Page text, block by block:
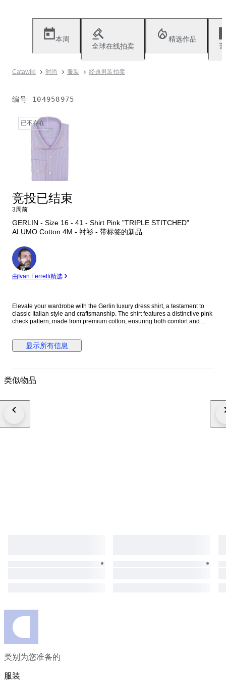
本周
全球在线拍卖
精选作品
Catawiki 时尚 服装 经典男装拍卖
编号 104958975
已不存在
竞投已结束
3周前
GERLIN - Size 16 - 41 - Shirt Pink "TRIPLE STITCHED"
ALUMO Cotton 4M - 衬衫 - 带标签的新品
专
家
由Ivan Ferretti精选
Elevate your wardrobe with the Gerlin luxury dress shirt, a testament to
classic Italian style and craftsmanship. The shirt features a distinctive pink
check pattern, made from premium cotton, ensuring both comfort and
appreciate attention to detail. Tailored to a regular fit, this no-size shirt
offers a timeless aesthetic that's versatile for both casual and formal
makes it a suitable choice for year-round wear. Proudly made in Italy, it's a
显示所有信息
类似物品
类别为您准备的
服装